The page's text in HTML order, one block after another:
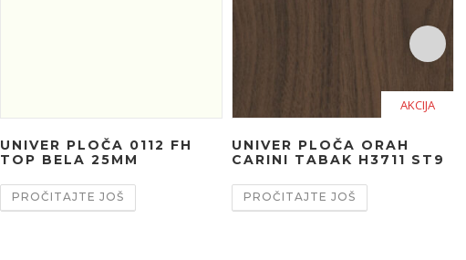
UNIVER PLOČA 0112 FH
TOP BELA 25MM
PROČITAJTE JOŠ
AKCIJA
UNIVER PLOČA ORAH
CARINI TABAK H3711 ST9
PROČITAJTE JOŠ